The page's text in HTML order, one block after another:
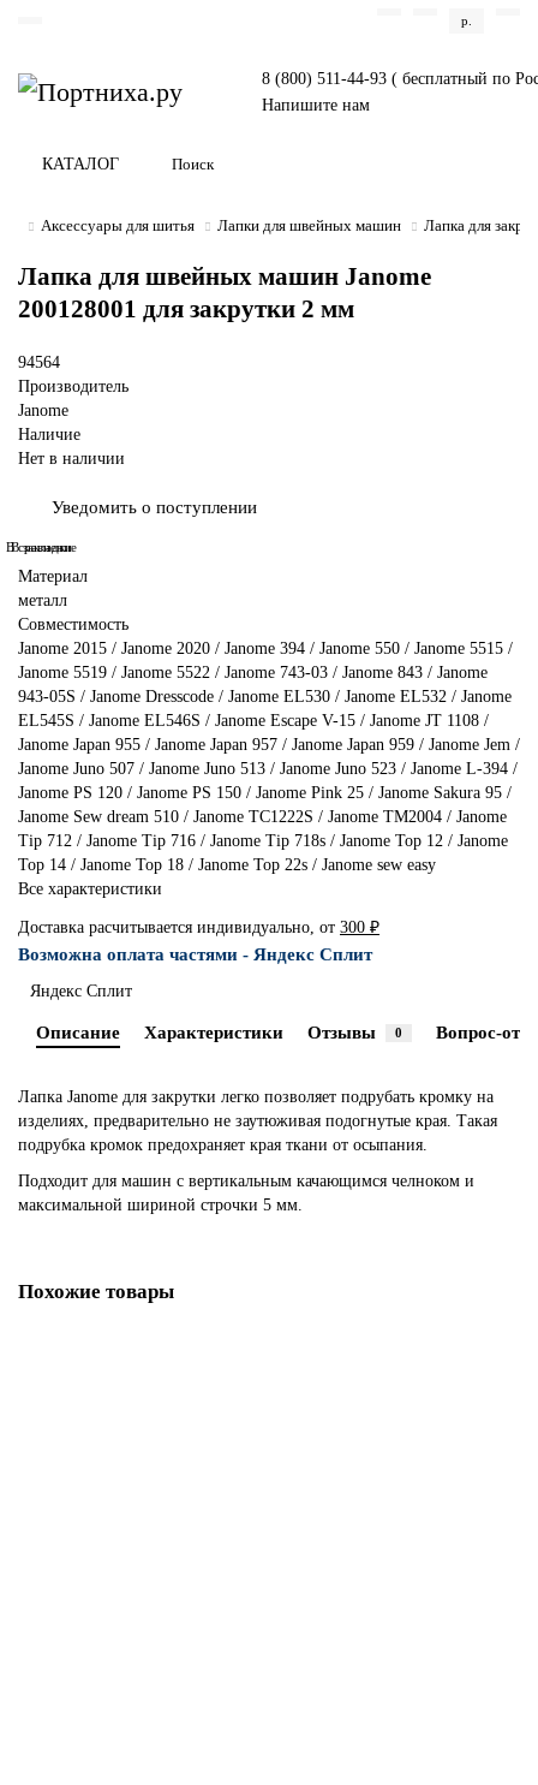
р.
8 (800) 511-44-93 ( бесплатный по
Напишите нам
КАТАЛОГ
Аксессуары для шитья Лапки для швейных машин Лапка для
Лапка для швейных машин Janome
200128001 для закрутки 2 мм
94564
Производитель
Janome
Наличие
Нет в наличии
Уведомить о поступлении
В закладки
В сравнение
Материал
металл
Совместимость
Janome 2015 / Janome 2020 / Janome 394 / Janome 550 / Janome 5515 /
Janome 5519 / Janome 5522 / Janome 743-03 / Janome 843 / Janome
943-05S / Janome Dresscode / Janome EL530 / Janome EL532 / Janome
EL545S / Janome EL546S / Janome Escape V-15 / Janome JT 1108 /
Janome Japan 955 / Janome Japan 957 / Janome Japan 959 / Janome Jem /
Janome Juno 507 / Janome Juno 513 / Janome Juno 523 / Janome L-394 /
Janome PS 120 / Janome PS 150 / Janome Pink 25 / Janome Sakura 95 /
Janome Sew dream 510 / Janome TC1222S / Janome TM2004 / Janome
Tip 712 / Janome Tip 716 / Janome Tip 718s / Janome Top 12 / Janome
Top 14 / Janome Top 18 / Janome Top 22s / Janome sew easy
Все характеристики
Доставка расчитывается индивидуально, от 300 ₽
Возможна оплата частями - Яндекс Сплит
Яндекс Сплит
Описание Характеристики Отзывы 0 Вопрос-
Лапка Janome для закрутки легко позволяет подрубать кромку на
изделиях, предварительно не заутюживая подогнутые края. Такая
подрубка кромок предохраняет края ткани от осыпания.
Подходит для машин с вертикальным качающимся челноком и
максимальной шириной строчки 5 мм.
Похожие товары